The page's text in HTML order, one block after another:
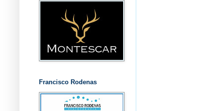
Francisco Rodenas